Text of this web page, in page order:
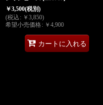
￥3,500(税別)
(税込 : ￥ 3,850)
希望小売価格 : ￥ 4,900
カートに入れる